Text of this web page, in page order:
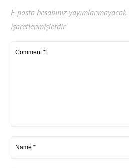
E-posta hesabınız yayımlanmayacak.
işaretlenmişlerdir